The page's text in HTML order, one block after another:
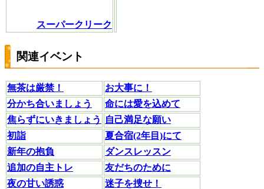
スーパークリーク
関連イベント
無茶は厳禁！
お大事に！
分かち合いましょう
命には愛を込めて
焦らずにいきましょう
自己満足な願い
初詣
夏合宿(2年目)にて
新年の抱負
ダンスレッスン
追加の自主トレ
友だちのために
夜の甘い誘惑
迷子を捜せ！